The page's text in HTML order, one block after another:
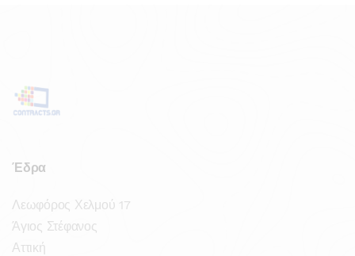
Έδρα
Λεωφόρος Χελμού 17
Άγιος Στέφανος
Αττική